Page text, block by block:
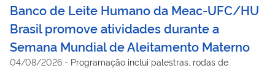
Banco de Leite Humano da Meac-UFC/HU
Brasil promove atividades durante a
Semana Mundial de Aleitamento Materno
04/08/2026 - Programação inclui palestras, rodas de